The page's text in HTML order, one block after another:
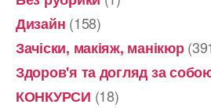
Дизайн (158)
Зачіски, макіяж, манікюр
Здоров'я та догляд за
КОНКУРСИ (18)